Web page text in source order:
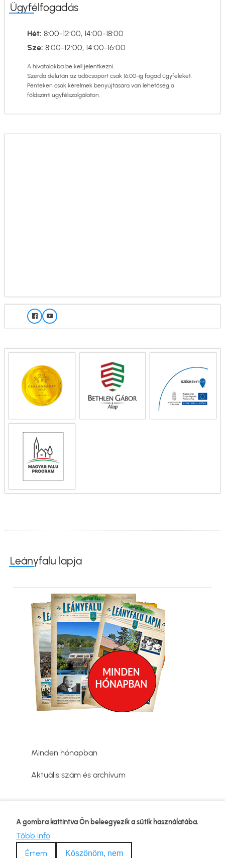
Ügyfélfogadás
Hét: 8:00-12:00, 14:00-18:00
Sze: 8:00-12:00, 14:00-16:00
A hivatalokba be kell jelentkezni.
Szerda délután az adócsoport csak 16:00-ig fogad ügyfeleket.
Pénteken csak kérelmek benyújtására van lehetőség a
földszinti ügyfélszolgálaton.
Leányfalu lapja
Minden hónapban
Aktuális szám és archívum
Lábléc
Adatvédelmi tájékoztató
Kapcsolat
Impresszum
A gombra kattintva Ön beleegyezik a sütik használatába.
Több info
Értem
Köszönöm, nem